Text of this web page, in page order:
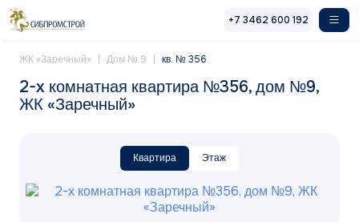
Перейти к основному содержанию
+7 3462 600 192
ЖК «Заречный» Дом № 9 кв. № 356
2-x комнатная квартира №356, дом №9,
ЖК «Заречный»
Квартира Этаж